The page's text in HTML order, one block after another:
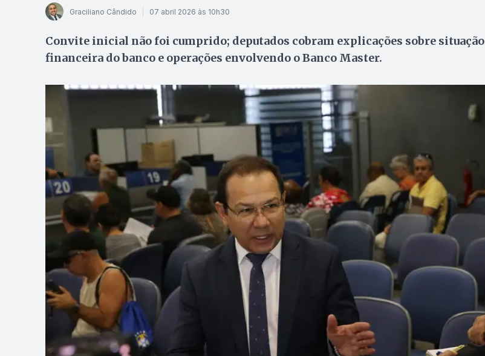
Graciliano Cândido 07 abril 2026 às 10h30
Convite inicial não foi cumprido; deputados cobram explicações sobre situação
financeira do banco e operações envolvendo o Banco Master.